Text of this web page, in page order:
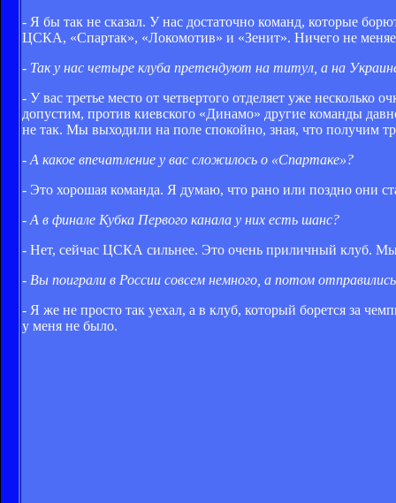
- Я бы так не сказал. У нас достаточно команд, которые
ЦСКА, «Спартак», «Локомотив» и «Зенит». Ничего не
- Так у нас четыре клуба претендуют на титул, а на
- У вас третье место от четвертого отделяет уже
допустим, против киевского «Динамо» другие команды
не так. Мы выходили на поле спокойно, зная, что получим
- А какое впечатление у вас сложилось о «Спартаке»?
- Это хорошая команда. Я думаю, что рано или поздно они
- А в финале Кубка Первого канала у них есть шанс?
- Нет, сейчас ЦСКА сильнее. Это очень приличный клуб.
- Вы поиграли в России совсем немного, а потом
- Я же не просто так уехал, а в клуб, который борется за
у меня не было.